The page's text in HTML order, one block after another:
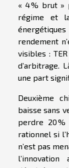
« 4 % brut »
régime et
rendement
visibles :
d’arbitrage.
une part
Deuxième
baisse sans
perdre 20
rationnel si
n’est pas